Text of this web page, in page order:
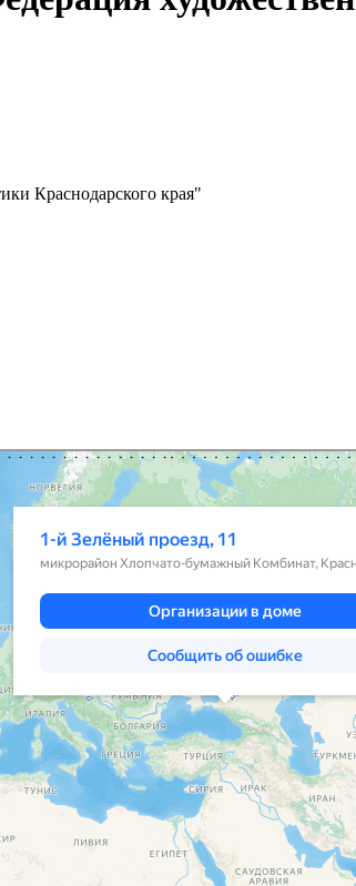
Краснодарского края"